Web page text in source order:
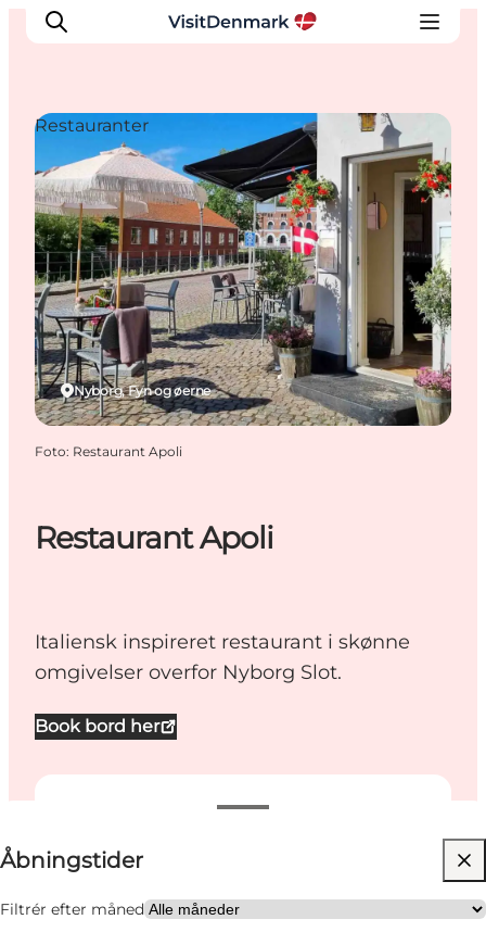
Inspiration
Destinationer
Oplevelser
Overnatning
Planlæg ferien
Restaurant Apoli
Italiensk inspireret restaurant i skønne
omgivelser overfor Nyborg Slot.
Book bord her
Åbningstider
Filtrér efter måned
Besøg hjemmeside
Hunde tilladt
Nyborg, Fyn og øerne
Restauranter
Foto: Restaurant Apoli